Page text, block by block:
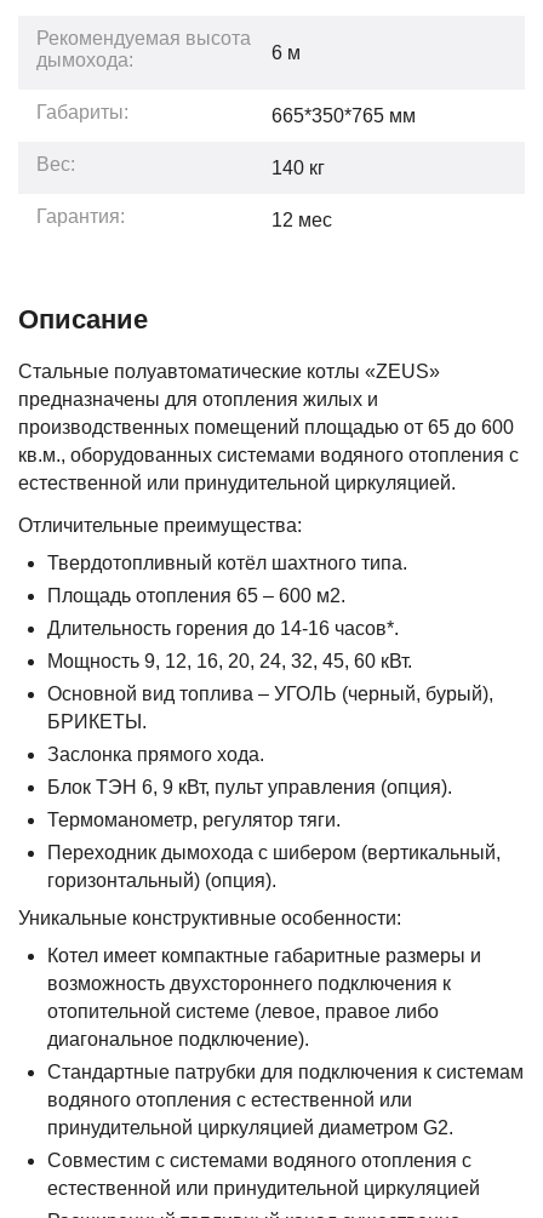
Рекомендуемая высота
дымохода:
6 м
Габариты: 665*350*765 мм
Вес: 140 кг
Гарантия: 12 мес
Описание
Стальные полуавтоматические котлы «ZEUS»
предназначены для отопления жилых и
производственных помещений площадью от 65 до 600
кв.м., оборудованных системами водяного отопления с
естественной или принудительной циркуляцией.
Отличительные преимущества:
Твердотопливный котёл шахтного типа.
Площадь отопления 65 – 600 м2.
Длительность горения до 14-16 часов*.
Мощность 9, 12, 16, 20, 24, 32, 45, 60 кВт.
Основной вид топлива – УГОЛЬ (черный, бурый),
БРИКЕТЫ.
Заслонка прямого хода.
Блок ТЭН 6, 9 кВт, пульт управления (опция).
Термоманометр, регулятор тяги.
Переходник дымохода с шибером (вертикальный,
горизонтальный) (опция).
Уникальные конструктивные особенности:
Котел имеет компактные габаритные размеры и
возможность двухстороннего подключения к
отопительной системе (левое, правое либо
диагональное подключение).
Стандартные патрубки для подключения к системам
водяного отопления с естественной или
принудительной циркуляцией диаметром G2.
Совместим с системами водяного отопления с
естественной или принудительной циркуляцией